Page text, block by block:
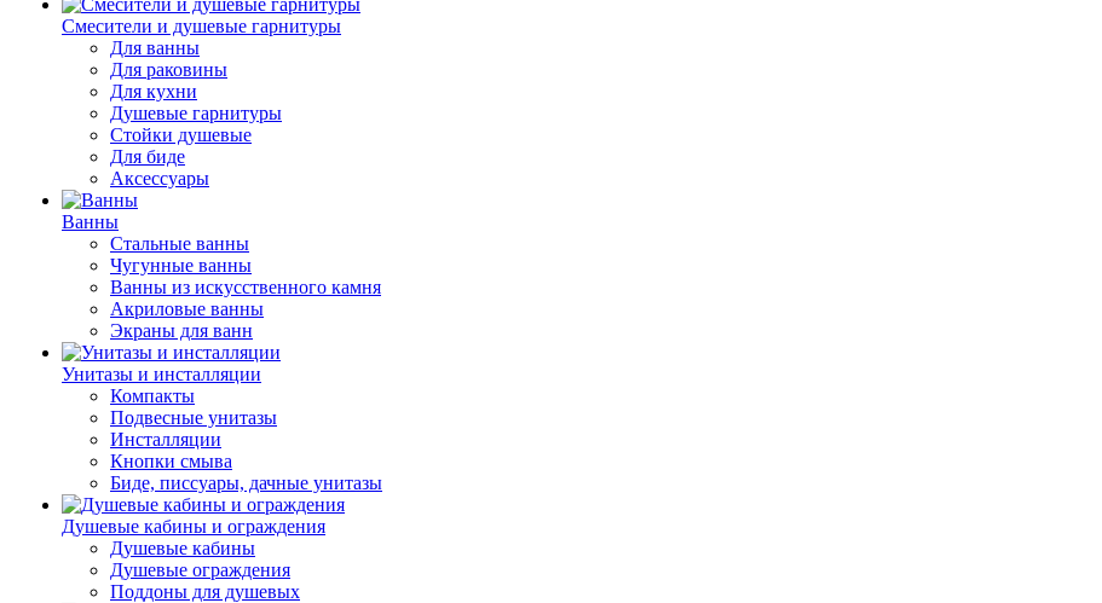
Смесители и душевые гарнитуры
Для ванны
Для раковины
Для кухни
Душевые гарнитуры
Стойки душевые
Для биде
Аксессуары
Ванны
Стальные ванны
Чугунные ванны
Ванны из искусственного камня
Акриловые ванны
Экраны для ванн
Унитазы и инсталляции
Компакты
Подвесные унитазы
Инсталляции
Кнопки смыва
Биде, писсуары, дачные унитазы
Душевые кабины и ограждения
Душевые кабины
Душевые ограждения
Поддоны для душевых